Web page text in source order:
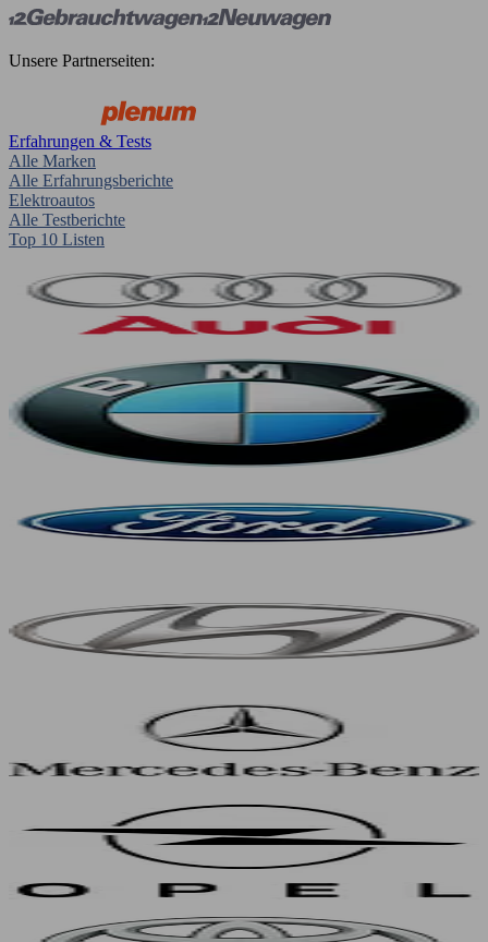
Unsere Partnerseiten:
Erfahrungen & Tests
Alle Marken
Alle Erfahrungsberichte
Elektroautos
Alle Testberichte
Top 10 Listen